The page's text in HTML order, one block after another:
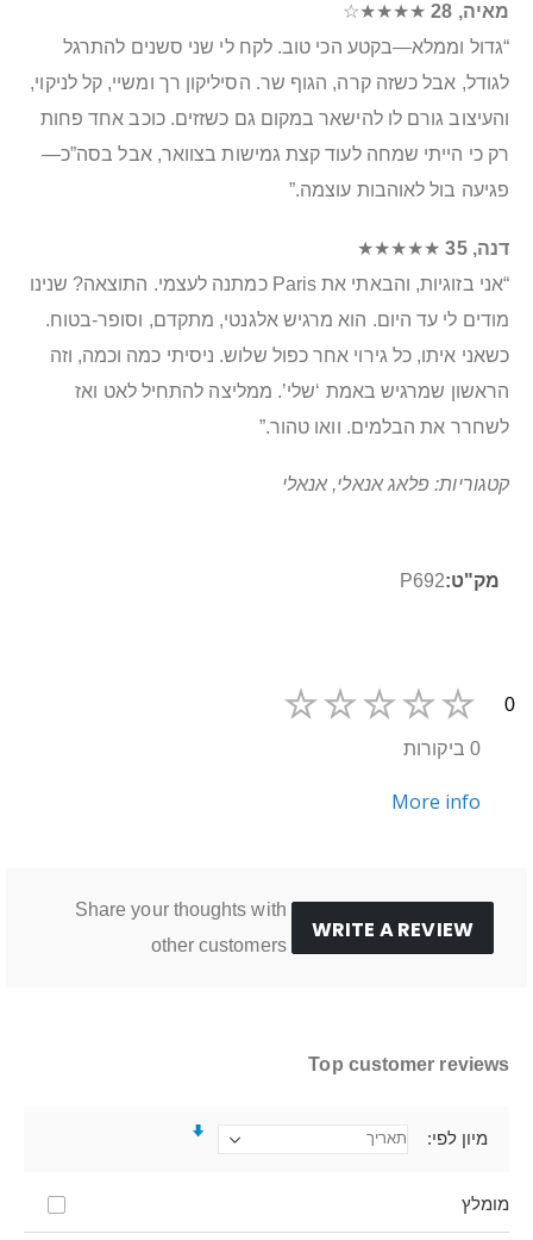
מאיה, 28
★★★★☆
“גדול וממלא—בקטע הכי טוב. לקח לי שני סשנים להתרגל
לגודל, אבל כשזה קרה, הגוף שר. הסיליקון רך ומשיי, קל לניקוי,
והעיצוב גורם לו להישאר במקום גם כשזזים. כוכב אחד פחות
רק כי הייתי שמחה לעוד קצת גמישות בצוואר, אבל בסה”כ—
פגיעה בול לאוהבות עוצמה.”
דנה, 35
★★★★★
“אני בזוגיות, והבאתי את Paris כמתנה לעצמי. התוצאה? שנינו
מודים לי עד היום. הוא מרגיש אלגנטי, מתקדם, וסופר-בטוח.
כשאני איתו, כל גירוי אחר כפול שלוש. ניסיתי כמה וכמה, וזה
הראשון שמרגיש באמת ‘שלי’. ממליצה להתחיל לאט ואז
לשחרר את הבלמים. וואו טהור.”
קטגוריות: פלאג אנאלי, אנאלי
מידע
P692
0
0 ביקורות
More info
WRITE A REVIEW
Share your thoughts with
other customers
Top customer reviews
מומלץ
מיון לפי